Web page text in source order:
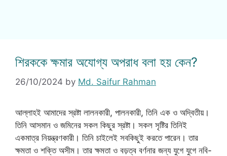
শিরককে ক্ষমার অযোগ্য অপরাধ বলা হয় কেন?
26/10/2024 by Md. Saifur Rahman
আল্লাহই আমাদের স্রষ্টা লালনকারী, পালনকারী, তিনি এক ও অদ্বিতীয়।
তিনি আসমান ও জমিনের সকল কিছুর স্রষ্টা। সকল সৃষ্টির তিনিই
একমাত্র নিয়ন্ত্রণকারী। তিনি চাইলেই সবকিছুই করতে পারেন। তার
ক্ষমতা ও শক্তি অসীম। তার ক্ষমতা ও বড়ত্ব বর্ণনার জন্য যুগে যুগে নবি-